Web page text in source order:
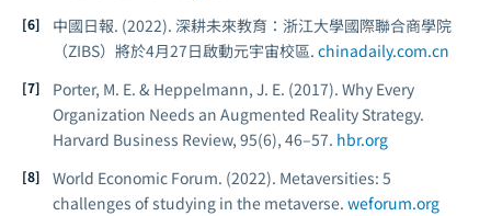
中國日報. (2022). 深耕未來教育：浙江大學國際聯合商學院
（ZIBS）將於4月27日啟動元宇宙校區. chinadaily.com.cn
Porter, M. E. & Heppelmann, J. E. (2017). Why Every
Organization Needs an Augmented Reality Strategy.
Harvard Business Review, 95(6), 46–57. hbr.org
World Economic Forum. (2022). Metaversities: 5
challenges of studying in the metaverse. weforum.org